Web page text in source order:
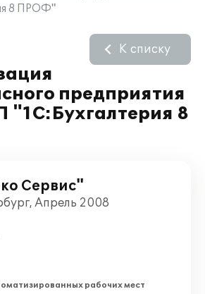
8 ПРОФ"
предприятия
"1С:Бухгалтерия 8
К списку
Сервис"
Апрель 2008
рабочих мест